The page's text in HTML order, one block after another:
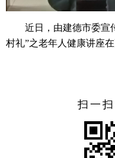
近日，由建德市委宣
村礼”之老年人健康讲座
扫一